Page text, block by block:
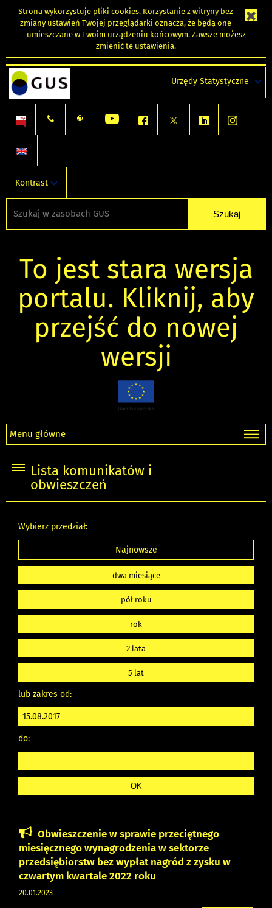
Strona wykorzystuje pliki cookies. Korzystanie z witryny bez
zmiany ustawień Twojej przeglądarki oznacza, że będą one
umieszczane w Twoim urządzeniu końcowym. Zawsze możesz
zmienić te ustawienia.
Urzędy Statystyczne
Kontrast
To jest stara wersja
portalu. Kliknij, aby
przejść do nowej
wersji
Menu główne
Lista komunikatów i
obwieszczeń
Wybierz przedział:
Najnowsze
dwa miesiące
pół roku
rok
2 lata
5 lat
lub zakres od:
do:
Obwieszczenie w sprawie przeciętnego
miesięcznego wynagrodzenia w sektorze
przedsiębiorstw bez wypłat nagród z zysku w
czwartym kwartale 2022 roku
20.01.2023